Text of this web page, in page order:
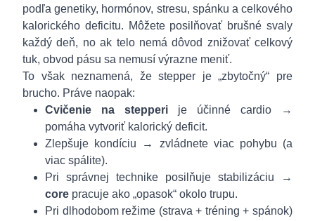
podľa genetiky, hormónov, stresu, spánku a celkového
kalorického deficitu. Môžete posilňovať brušné svaly
každý deň, no ak telo nemá dôvod znižovať celkový
tuk, obvod pásu sa nemusí výrazne meniť.
To však neznamená, že stepper je „zbytočný“ pre
brucho. Práve naopak:
Cvičenie na stepperi je účinné cardio →
pomáha vytvoriť kalorický deficit.
Zlepšuje kondíciu → zvládnete viac pohybu (a
viac spálite).
Pri správnej technike posilňuje stabilizáciu →
core pracuje ako „opasok“ okolo trupu.
Pri dlhodobom režime (strava + tréning + spánok)